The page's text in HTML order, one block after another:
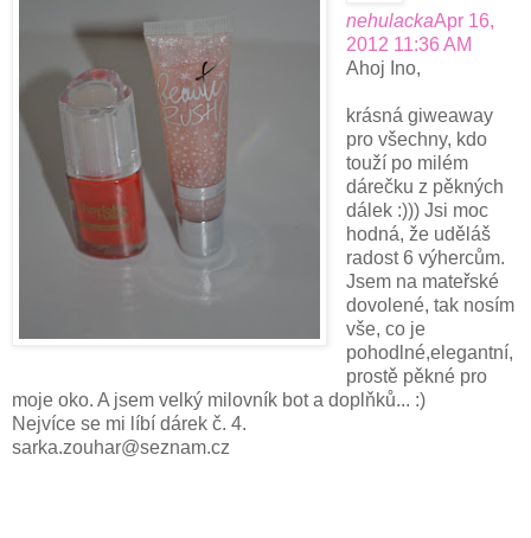
nehulackaApr 16,
2012 11:36 AM
Ahoj Ino,
krásná giweaway
pro všechny, kdo
touží po milém
dárečku z pěkných
dálek :))) Jsi moc
hodná, že uděláš
radost 6 výhercům.
Jsem na mateřské
dovolené, tak nosím
vše, co je
pohodlné,elegantní,
prostě pěkné pro
moje oko. A jsem velký milovník bot a doplňků... :)
Nejvíce se mi líbí dárek č. 4.
sarka.zouhar@seznam.cz